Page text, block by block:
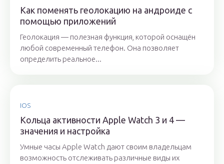
Как поменять геолокацию на андроиде с
помощью приложений
Геолокация — полезная функция, которой оснащён
любой современный телефон. Она позволяет
определить реальное...
IOS
Кольца активности Apple Watch 3 и 4 —
значения и настройка
Умные часы Apple Watch дают своим владельцам
возможность отслеживать различные виды их